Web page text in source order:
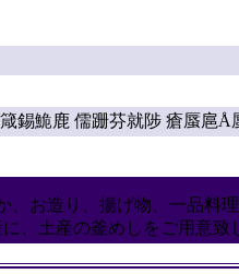
錫鮠鹿 儒跚芬就陟 瘡蜃扈
、お造り、揚げ物、一品料
、土産の釜めしをご用意致